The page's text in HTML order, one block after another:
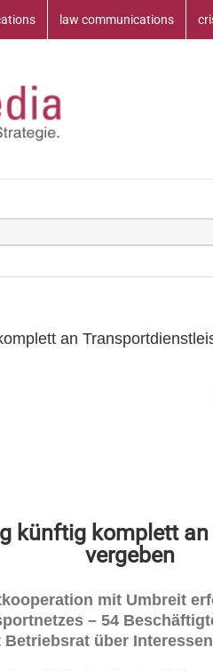
law communications
an
künftig komplett
vergeben
mit Umbreit
– 54
über